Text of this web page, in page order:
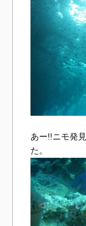
あー!!ニモ発
た。